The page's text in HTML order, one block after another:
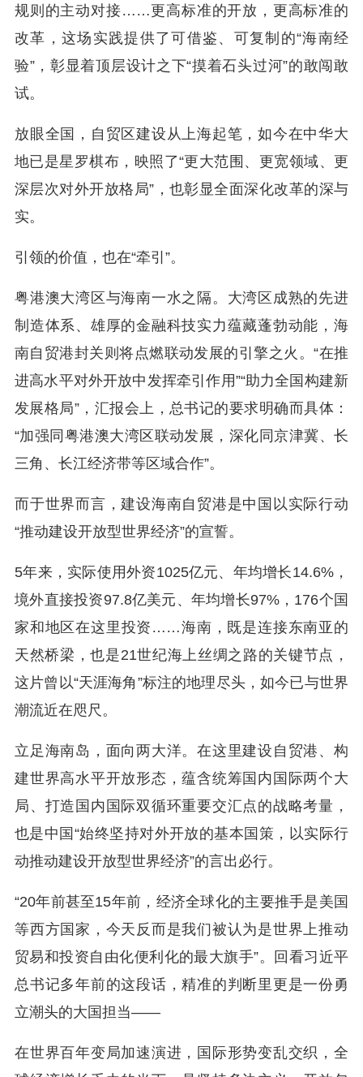
规则的主动对接……更高标准的开放，更高标准的
改革，这场实践提供了可借鉴、可复制的“海南经
验”，彰显着顶层设计之下“摸着石头过河”的敢闯敢
试。
放眼全国，自贸区建设从上海起笔，如今在中华大
地已是星罗棋布，映照了“更大范围、更宽领域、更
深层次对外开放格局”，也彰显全面深化改革的深与
实。
引领的价值，也在“牵引”。
粤港澳大湾区与海南一水之隔。大湾区成熟的先进
制造体系、雄厚的金融科技实力蕴藏蓬勃动能，海
南自贸港封关则将点燃联动发展的引擎之火。“在推
进高水平对外开放中发挥牵引作用”“助力全国构建新
发展格局”，汇报会上，总书记的要求明确而具体：
“加强同粤港澳大湾区联动发展，深化同京津冀、长
三角、长江经济带等区域合作”。
而于世界而言，建设海南自贸港是中国以实际行动
“推动建设开放型世界经济”的宣誓。
5年来，实际使用外资1025亿元、年均增长14.6%，
境外直接投资97.8亿美元、年均增长97%，176个国
家和地区在这里投资……海南，既是连接东南亚的
天然桥梁，也是21世纪海上丝绸之路的关键节点，
这片曾以“天涯海角”标注的地理尽头，如今已与世界
潮流近在咫尺。
立足海南岛，面向两大洋。在这里建设自贸港、构
建世界高水平开放形态，蕴含统筹国内国际两个大
局、打造国内国际双循环重要交汇点的战略考量，
也是中国“始终坚持对外开放的基本国策，以实际行
动推动建设开放型世界经济”的言出必行。
“20年前甚至15年前，经济全球化的主要推手是美国
等西方国家，今天反而是我们被认为是世界上推动
贸易和投资自由化便利化的最大旗手”。回看习近平
总书记多年前的这段话，精准的判断里更是一份勇
立潮头的大国担当——
在世界百年变局加速演进，国际形势变乱交织，全